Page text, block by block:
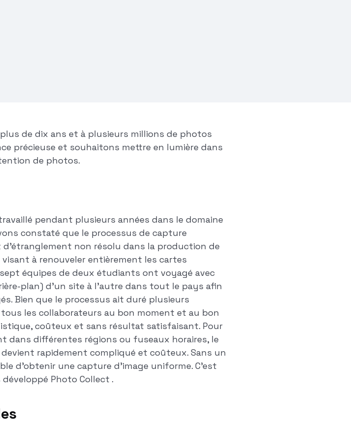
de dix ans et à plusieurs millions de photos
précieuse et souhaitons mettre en lumière dans
de photos.
pendant plusieurs années dans le domaine
constaté que le processus de capture
non résolu dans la production de
à renouveler entièrement les cartes
équipes de deux étudiants ont voyagé avec
plan) d'un site à l'autre dans tout le pays afin
Bien que le processus ait duré plusieurs
les collaborateurs au bon moment et au bon
coûteux et sans résultat satisfaisant. Pour
dans différentes régions ou fuseaux horaires, le
rapidement compliqué et coûteux. Sans un
d'obtenir une capture d'image uniforme. C'est
Photo Collect .